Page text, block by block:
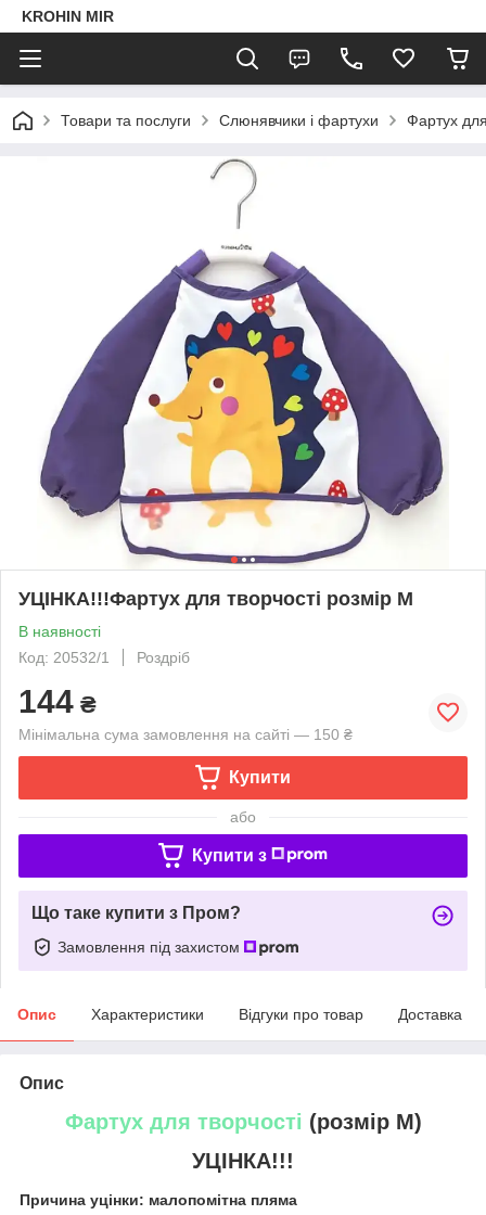
KROHIN MIR
Товари та послуги Слюнявчики і фартухи Фартух
УЦІНКА!!!Фартух для творчості розмір М
В наявності
Код: 20532/1
Роздріб
144 ₴
Мінімальна сума замовлення на сайті — 150 ₴
Купити
або
Купити з
Що таке купити з Пром?
Замовлення під захистом
Опис Характеристики Відгуки про товар Доставка
Опис
Фартух для творчості (розмір М)
УЦІНКА!!!
Причина уцінки: малопомітна пляма